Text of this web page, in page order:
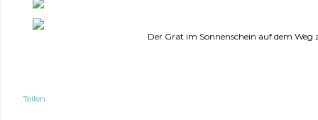
Der Grat im Sonnenschein auf dem Weg
Teilen